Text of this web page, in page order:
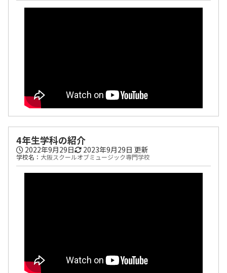
4年生学科の紹介
2022年9月29日 2023年9月29日 更新
学校名： 大阪スクールオブミュージック専門学校